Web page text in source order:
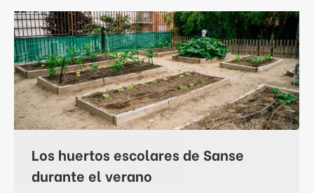
Los huertos escolares de Sanse
durante el verano